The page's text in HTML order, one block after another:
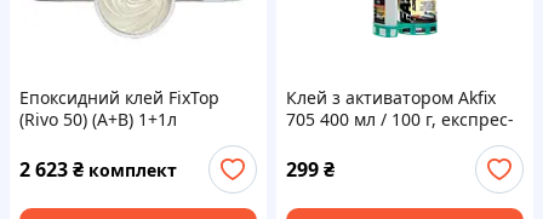
Епоксидний клей FixTop
(Rivo 50) (A+B) 1+1л
морозостійкий. Бежевий
2 623₴ комплект
Клей з активатором Akfix
705 400 мл / 100 г, експрес-
пластику, гуми, шкіри та
ремонту
299₴